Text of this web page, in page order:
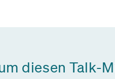
diesen Talk-